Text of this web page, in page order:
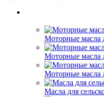
Моторные масла
Моторные масла
Моторные масла
Масла для